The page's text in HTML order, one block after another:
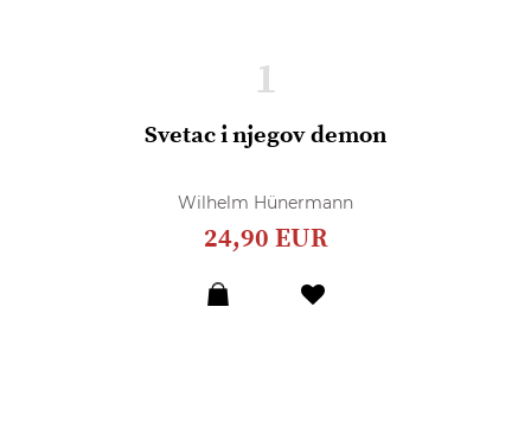
1
Svetac i njegov demon
Wilhelm Hünermann
24,90 EUR